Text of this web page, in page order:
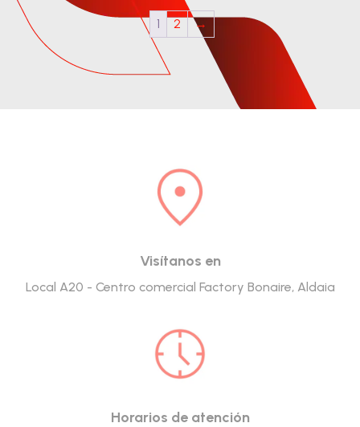
1 2 →
Visítanos en
Local A20 - Centro comercial Factory Bonaire, Aldaia
Horarios de atención